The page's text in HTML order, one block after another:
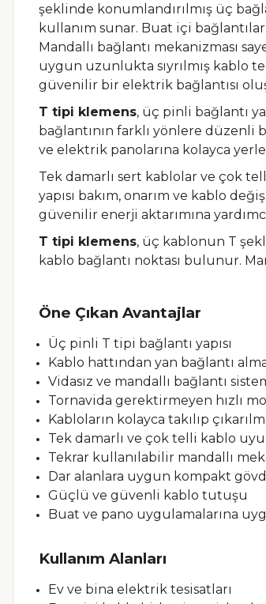
şeklinde konumlandırılmış üç
kullanım sunar. Buat içi
Mandallı bağlantı mekanizması
uygun uzunlukta sıyrılmış kablo
güvenilir bir elektrik bağlantısı
T tipi klemens, üç pinli bağlantı
bağlantının farklı yönlere düzenli
ve elektrik panolarına kolayca
Tek damarlı sert kablolar ve çok
yapısı bakım, onarım ve kablo
güvenilir enerji aktarımına
T tipi klemens, üç kablonun T
kablo bağlantı noktası bulunur.
Öne Çıkan Avantajlar
Üç pinli T tipi bağlantı yapısı
Kablo hattından yan bağlantı
Vidasız ve mandallı bağlantı
Tornavida gerektirmeyen hızlı
Kabloların kolayca takılıp
Tek damarlı ve çok telli kablo
Tekrar kullanılabilir mandallı
Dar alanlara uygun kompakt
Güçlü ve güvenli kablo tutuşu
Buat ve pano uygulamalarına
Kullanım Alanları
Ev ve bina elektrik tesisatları